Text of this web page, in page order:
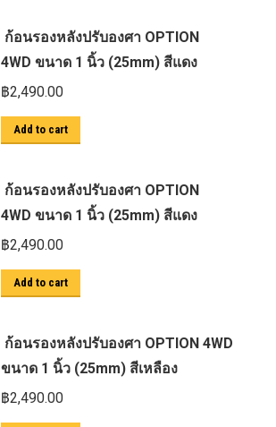
ก้อนรองหลังปรับองศา OPTION
4WD ขนาด 1 นิ้ว (25mm) สีแดง
฿2,490.00
Add to cart
ก้อนรองหลังปรับองศา OPTION
4WD ขนาด 1 นิ้ว (25mm) สีแดง
฿2,490.00
Add to cart
ก้อนรองหลังปรับองศา OPTION 4WD
ขนาด 1 นิ้ว (25mm) สีเหลือง
฿2,490.00